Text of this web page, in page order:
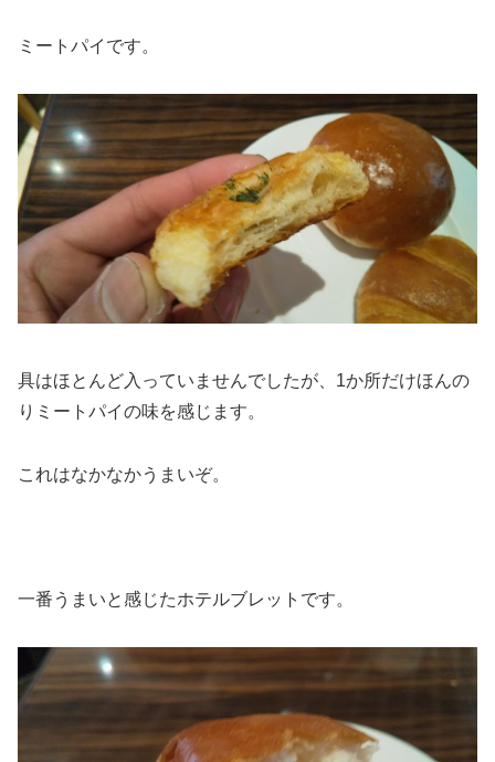
ミートパイです。
具はほとんど入っていませんでしたが、1か所だけほんの
りミートパイの味を感じます。
これはなかなかうまいぞ。
一番うまいと感じたホテルブレットです。